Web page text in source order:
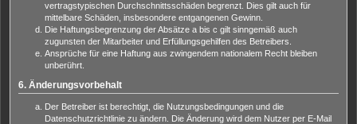
vertragstypischen Durchschnittsschäden begrenzt. Dies gilt auch für
mittelbare Schäden, insbesondere entgangenen Gewinn.
Die Haftungsbegrenzung der Absätze a bis c gilt sinngemäß auch
zugunsten der Mitarbeiter und Erfüllungsgehilfen des Betreibers.
Ansprüche für eine Haftung aus zwingendem nationalem Recht bleiben
unberührt.
6. Änderungsvorbehalt
Der Betreiber ist berechtigt, die Nutzungsbedingungen und die
Datenschutzrichtlinie zu ändern. Die Änderung wird dem Nutzer per E-Mail